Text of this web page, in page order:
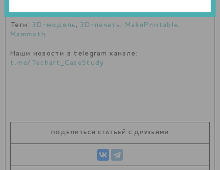
Теги:3D-модель , 3D-печать , MakePrintable,
Mammoth
Наши новости в telegram канале:
t.me/Techart_CaseStudy
ПОДЕЛИТЬСЯ СТАТЬЕЙ С ДРУЗЬЯМИ